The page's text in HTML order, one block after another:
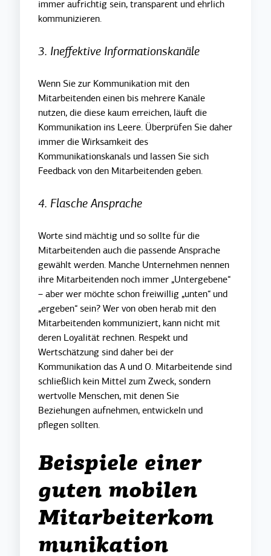
immer aufrichtig sein, transparent und ehrlich
kommunizieren.
3. Ineffektive Informationskanäle
Wenn Sie zur Kommunikation mit den
Mitarbeitenden einen bis mehrere Kanäle
nutzen, die diese kaum erreichen, läuft die
Kommunikation ins Leere. Überprüfen Sie daher
immer die Wirksamkeit des
Kommunikationskanals und lassen Sie sich
Feedback von den Mitarbeitenden geben.
4. Flasche Ansprache
Worte sind mächtig und so sollte für die
Mitarbeitenden auch die passende Ansprache
gewählt werden. Manche Unternehmen nennen
ihre Mitarbeitenden noch immer „Untergebene“
– aber wer möchte schon freiwillig „unten“ und
„ergeben“ sein? Wer von oben herab mit den
Mitarbeitenden kommuniziert, kann nicht mit
deren Loyalität rechnen. Respekt und
Wertschätzung sind daher bei der
Kommunikation das A und O. Mitarbeitende sind
schließlich kein Mittel zum Zweck, sondern
wertvolle Menschen, mit denen Sie
Beziehungen aufnehmen, entwickeln und
pflegen sollten.
Beispiele einer
guten mobilen
Mitarbeiterkom
munikation